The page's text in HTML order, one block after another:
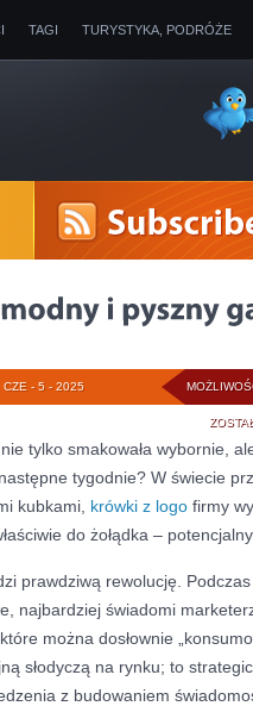
TAGI TURYSTYKA, PODRÓŻE
CZE - 5 - 2025
tylko smakowała wybornie,
tygodnie? W świecie
kubkami, krówki z logo firmy
do żołądka –
prawdziwą rewolucję.
najbardziej świadomi
można dosłownie
słodyczą na rynku; to
z budowaniem